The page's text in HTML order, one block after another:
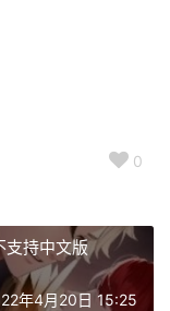
0
支持中文版
年4月20日 15:25